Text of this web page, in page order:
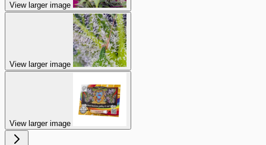
View larger image
View larger image
View larger image